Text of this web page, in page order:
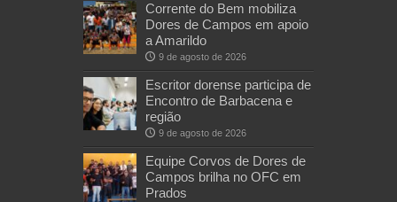
Corrente do Bem mobiliza
Dores de Campos em apoio
a Amarildo
9 de agosto de 2026
Escritor dorense participa de
Encontro de Barbacena e
região
9 de agosto de 2026
Equipe Corvos de Dores de
Campos brilha no OFC em
Prados